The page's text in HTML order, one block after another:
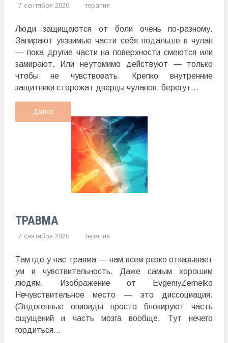
7 сентября 2020 терапия
Люди защищаются от боли очень по-разному.
Запирают уязвимые части себя подальше в чулан
— пока другие части на поверхности смеются или
замирают. Или неутомимо действуют — только
чтобы не чувствовать. Крепко внутренние
защитники сторожат дверцы чуланов, берегут...
Далее
ТРАВМА
7 сентября 2020 терапия
Там где у нас травма — нам всем резко отказывает
ум и чувствительность. Даже самым хорошим
людям. Изображение от EvgeniyZemelko
Нечувствительное место — это диссоциация.
(Эндогенные опиоиды просто блокируют часть
ощущений и часть мозга вообще. Тут нечего
гордиться...